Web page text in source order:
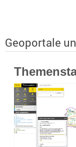
Geoportale